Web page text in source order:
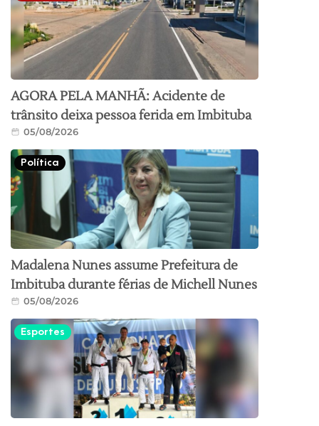
AGORA PELA MANHÃ: Acidente de
trânsito deixa pessoa ferida em Imbituba
05/08/2026
Política
Madalena Nunes assume Prefeitura de
Imbituba durante férias de Michell Nunes
05/08/2026
Esportes